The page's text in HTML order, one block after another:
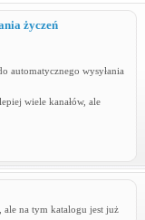
życzeń
automatycznego wysyłania
wiele kanałów, ale
ale na tym katalogu jest już